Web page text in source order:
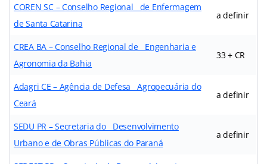
COREN SC – Conselho Regional de Enfermagem
de Santa Catarina
a definir
CREA BA – Conselho Regional de Engenharia e
Agronomia da Bahia
33 + CR
Adagri CE – Agência de Defesa Agropecuária do
Ceará
a definir
SEDU PR – Secretaria do Desenvolvimento
Urbano e de Obras Públicas do Paraná
a definir